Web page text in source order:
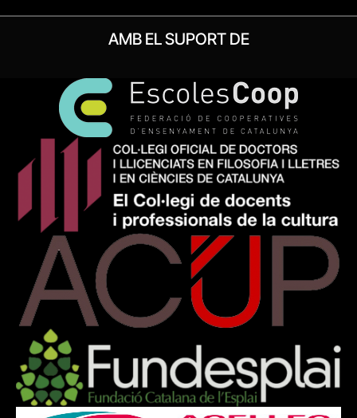
AMB EL SUPORT DE